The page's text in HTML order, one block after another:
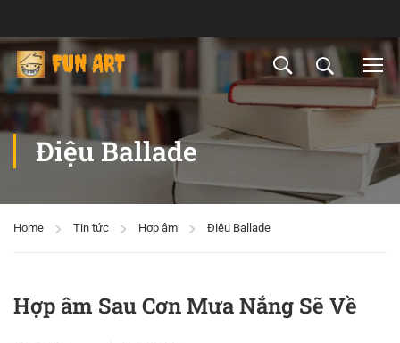
Điệu Ballade
Home Tin tức Hợp âm Điệu Ballade
Hợp âm Sau Cơn Mưa Nắng Sẽ Về